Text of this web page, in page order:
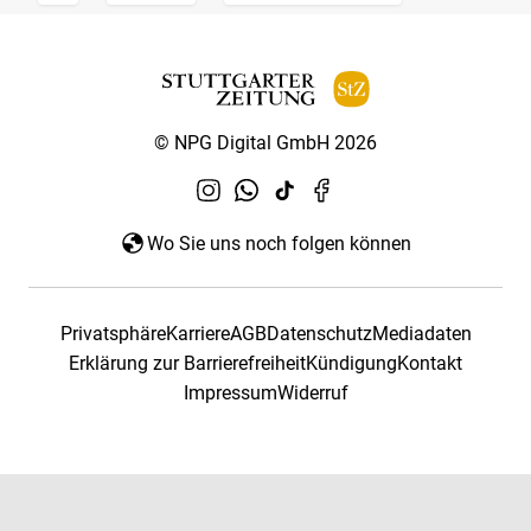
© NPG Digital GmbH 2026
Wo Sie uns noch folgen können
PrivatsphäreKarriereAGBDatenschutzMediadaten
Erklärung zur BarrierefreiheitKündigungKontakt
ImpressumWiderruf